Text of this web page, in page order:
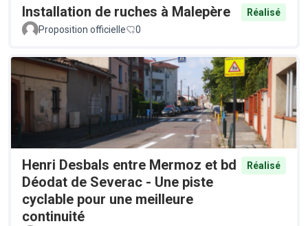
Installation de ruches à Malepère
Réalisé
Proposition officielle
0
Henri Desbals entre Mermoz et bd
Déodat de Severac - Une piste
cyclable pour une meilleure
continuité
Réalisé